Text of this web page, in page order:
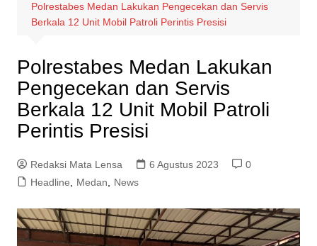
Polrestabes Medan Lakukan Pengecekan dan Servis
Berkala 12 Unit Mobil Patroli Perintis Presisi
Polrestabes Medan Lakukan
Pengecekan dan Servis
Berkala 12 Unit Mobil Patroli
Perintis Presisi
Redaksi Mata Lensa 6 Agustus 2023
0
Headline
Medan News